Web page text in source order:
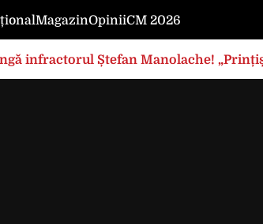
MagazinOpiniiCM 2026
infractorul Ștefan Manolache!